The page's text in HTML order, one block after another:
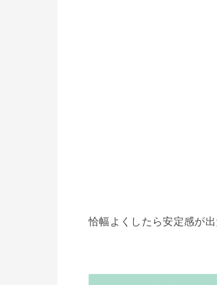
恰幅よくしたら安定感が